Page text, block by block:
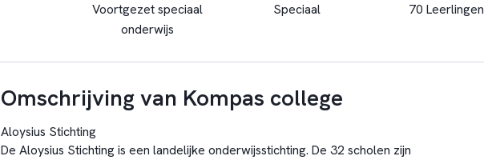
Voortgezet speciaal
onderwijs
Speciaal 70 Leerlingen
Omschrijving van Kompas college
Aloysius Stichting
De Aloysius Stichting is een landelijke onderwijsstichting. De 32 scholen zijn